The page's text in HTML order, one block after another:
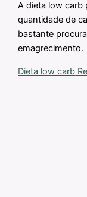
A dieta low carb
quantidade de
bastante
emagrecimento.
Dieta low carb